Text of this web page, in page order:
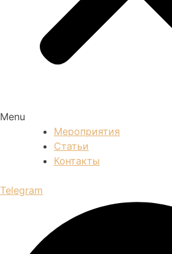
Menu
Мероприятия
Статьи
Контакты
Telegram